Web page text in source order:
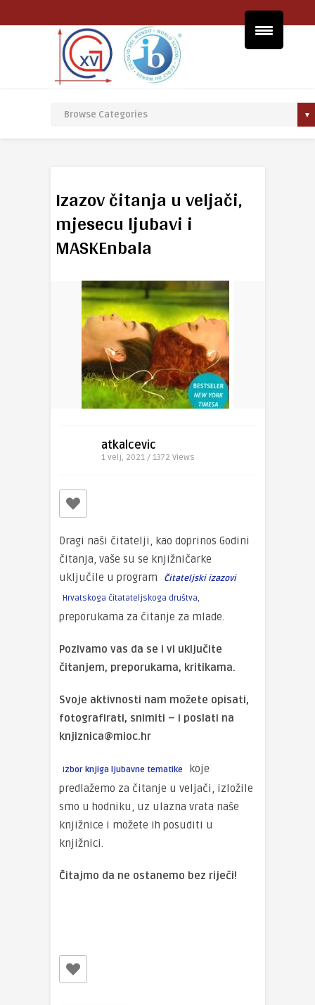
Izazov čitanja u veljači,
mjesecu ljubavi i
MASKEnbala
atkalcevic
1 velj, 2021 / 1372 Views
Dragi naši čitatelji, kao doprinos Godini
čitanja, vaše su se knjižničarke
uključile u program
Čitateljski izazovi
Hrvatskoga čitatateljskoga društva,
preporukama za čitanje za mlade.
Pozivamo vas da se i vi uključite
čitanjem, preporukama, kritikama.
Svoje aktivnosti nam možete opisati,
fotografirati, snimiti – i poslati na
knjiznica@mioc.hr
Izbor knjiga ljubavne tematike
koje
predlažemo za čitanje u veljači, izložile
smo u hodniku, uz ulazna vrata naše
knjižnice i možete ih posuditi u
knjižnici.
Čitajmo da ne ostanemo bez riječi!